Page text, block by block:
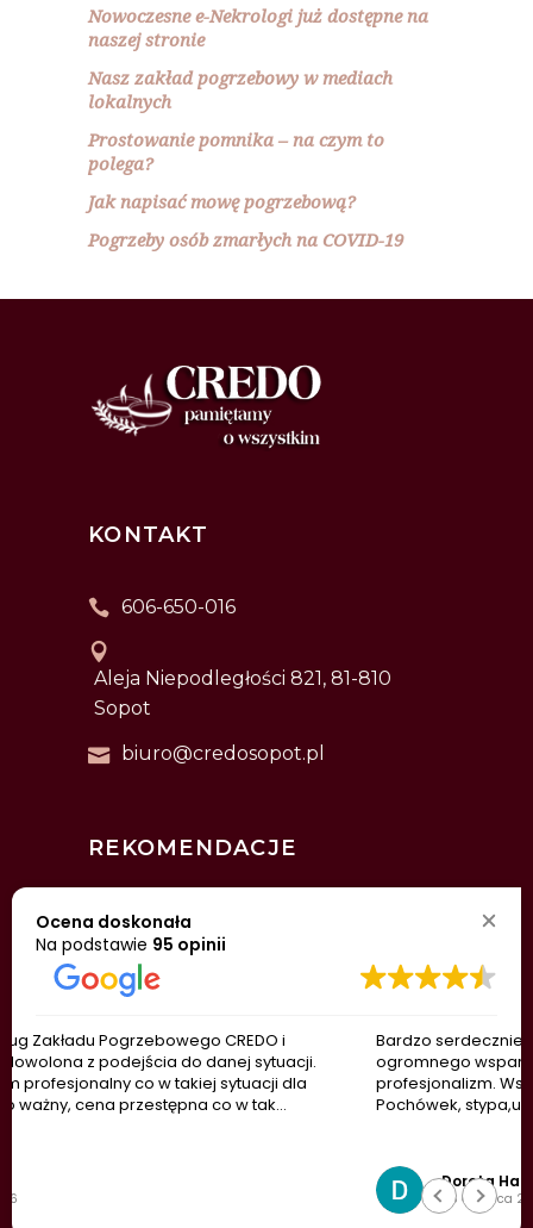
Nowoczesne e-Nekrologi już dostępne na
naszej stronie
Nasz zakład pogrzebowy w mediach
lokalnych
Prostowanie pomnika – na czym to
polega?
Jak napisać mowę pogrzebową?
Pogrzeby osób zmarłych na COVID-19
KONTAKT
606-650-016
Aleja Niepodległości 821, 81-810
Sopot
biuro@credosopot.pl
REKOMENDACJE
© 2026 Zakład usług pogrzebowych Credo. Wszelkie
Brainbox®| ADMIN
Ocena doskonała
Na podstawie 95 opinii
Bardzo serdecznie polecam p. Jaroslaw udziela
ogromnego wsparcia w tak trudnej chwili. Wielki
profesjonalizm. Wsparcie w 100%. Doradztwo we wszystkim.
Pochówek, stypa,urząd.